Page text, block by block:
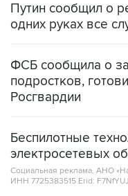
Путин сообщил о
одних руках все
ФСБ сообщила о
подростков,
Росгвардии
Беспилотные
электросетевых
Социальная реклама, АНО
ИНН 7725383515 Erid: